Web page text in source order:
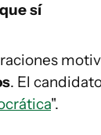
sí
. El
".